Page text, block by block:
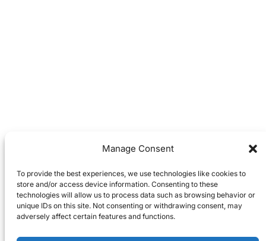
Manage Consent
To provide the best experiences, we use technologies like cookies to
store and/or access device information. Consenting to these
technologies will allow us to process data such as browsing behavior or
unique IDs on this site. Not consenting or withdrawing consent, may
adversely affect certain features and functions.